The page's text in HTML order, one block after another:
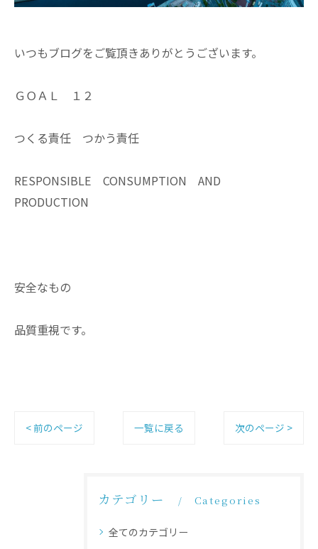
いつもブログをご覧頂きありがとうございます。
ＧＯＡＬ １２
つくる責任 つかう責任
RESPONSIBLE CONSUMPTION AND
PRODUCTION
安全なもの
品質重視です。
< 前のページ 一覧に戻る 次のページ >
カテゴリー Categories
全てのカテゴリー